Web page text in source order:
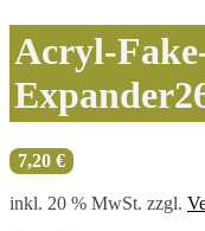
Acryl-
7,20 €
inkl. 20 % MwSt. zzgl.